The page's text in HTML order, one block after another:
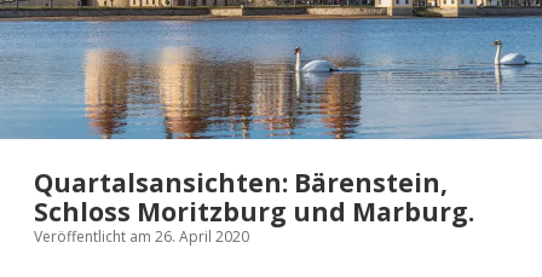
Quartalsansichten: Bärenstein,
Schloss Moritzburg und Marburg.
Veröffentlicht am 26. April 2020